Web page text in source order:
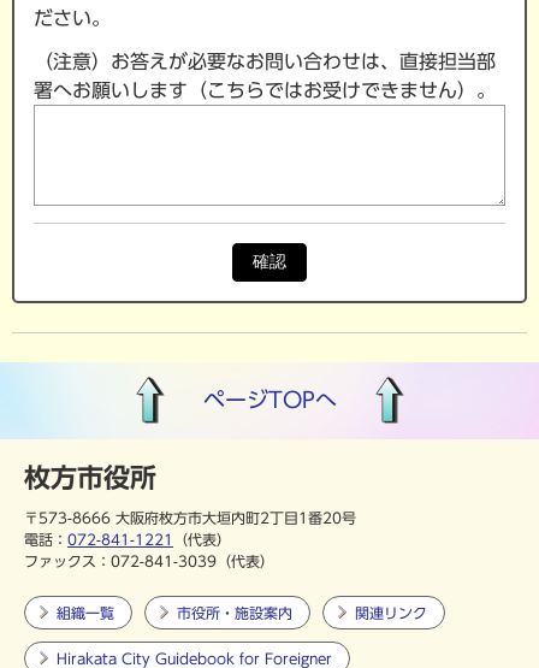
ださい。
（注意）お答えが必要なお問い合わせは、直接担当部
署へお願いします（こちらではお受けできません）。
確認
ページTOPへ
枚方市役所
〒573-8666 大阪府枚方市大垣内町2丁目1番20号
電話： 072-841-1221
（代表）
ファックス：072-841-3039（代表）
組織一覧 市役所・施設案内 関連リンク
Hirakata City Guidebook for Foreigner